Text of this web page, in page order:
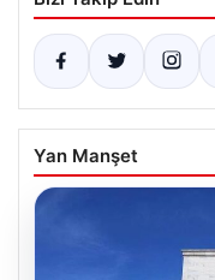
Yan Manşet